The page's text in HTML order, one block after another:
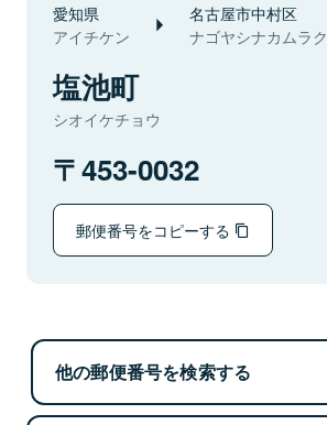
愛知県
アイチケン
名古屋市中村区
ナゴヤシナカムラク
塩池町
シオイケチョウ
453-0032
郵便番号をコピーする
他の郵便番号を検索する